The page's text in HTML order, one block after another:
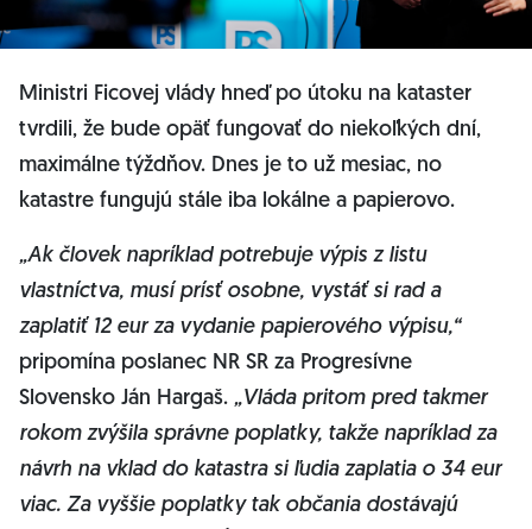
Ministri Ficovej vlády hneď po útoku na kataster
tvrdili, že bude opäť fungovať do niekoľkých dní,
maximálne týždňov. Dnes je to už mesiac, no
katastre fungujú stále iba lokálne a papierovo.
„Ak človek napríklad potrebuje výpis z listu
vlastníctva, musí prísť osobne, vystáť si rad a
zaplatiť 12 eur za vydanie papierového výpisu,“
pripomína poslanec NR SR za Progresívne
Slovensko Ján Hargaš. „Vláda pritom pred takmer
rokom zvýšila správne poplatky, takže napríklad za
návrh na vklad do katastra si ľudia zaplatia o 34 eur
viac. Za vyššie poplatky tak občania dostávajú